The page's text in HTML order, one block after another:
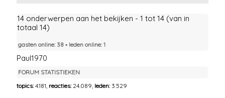
14 onderwerpen aan het bekijken - 1 tot 14 (van in
totaal 14)
gasten online: 38 ▪︎ leden online: 1
Paul1970
FORUM STATISTIEKEN
topics:4.181, reacties: 24.089, leden: 3.529